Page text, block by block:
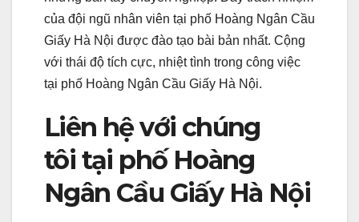
của đội ngũ nhân viên tại phố Hoàng Ngân Cầu
Giấy Hà Nội được đào tạo bài bản nhất. Cộng
với thái độ tích cực, nhiệt tình trong công việc
tại phố Hoàng Ngân Cầu Giấy Hà Nội.
Liên hệ với chúng
tôi tại phố Hoàng
Ngân Cầu Giấy Hà Nội